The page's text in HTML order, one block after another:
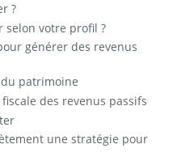
?
selon votre profil ?
générer des revenus
patrimoine
des revenus passifs
une stratégie pour